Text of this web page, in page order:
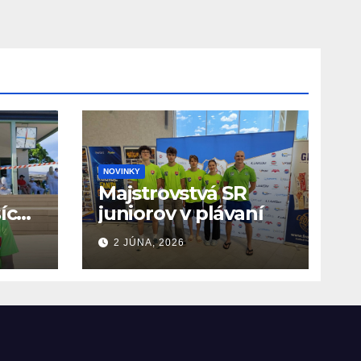
NOVINKY
Majstrovstvá SR
juniorov v plávaní
2 JÚNA, 2026